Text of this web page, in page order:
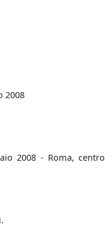
2008
2008 - Roma, centro